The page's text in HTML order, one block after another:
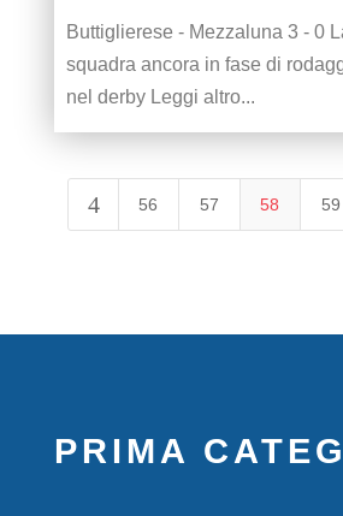
Buttiglierese - Mezzaluna 3 - 0
squadra ancora in fase di
nel derby Leggi altro...
4 56 57 58 59
PRIMA